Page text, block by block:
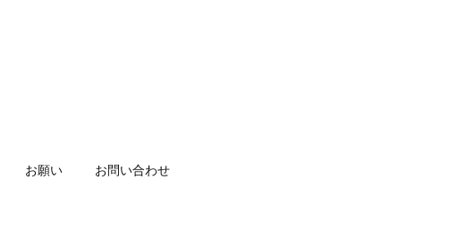
お願い お問い合わせ